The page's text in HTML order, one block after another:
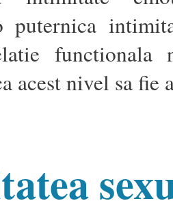
functionala
acest nivel sa fie